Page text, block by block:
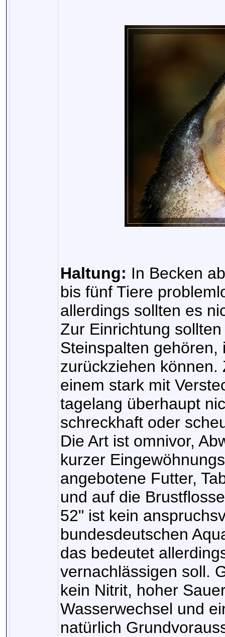
Haltung: In Becken
bis fünf Tiere
allerdings sollten es
Zur Einrichtung
Steinspalten gehören,
zurückziehen
einem stark mit
tagelang überhaupt
schreckhaft oder
Die Art ist omnivor,
kurzer
angebotene Futter,
und auf die
52" ist kein
bundesdeutschen
das bedeutet
vernachlässigen soll.
kein Nitrit, hoher
Wasserwechsel und
natürlich